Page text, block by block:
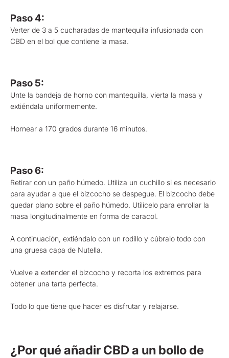
Paso 4:
Verter de 3 a 5 cucharadas de mantequilla infusionada con
CBD en el bol que contiene la masa.
Paso 5:
Unte la bandeja de horno con mantequilla, vierta la masa y
extiéndala uniformemente.
Hornear a 170 grados durante 16 minutos.
Paso 6:
Retirar con un paño húmedo. Utiliza un cuchillo si es necesario
para ayudar a que el bizcocho se despegue. El bizcocho debe
quedar plano sobre el paño húmedo. Utilícelo para enrollar la
masa longitudinalmente en forma de caracol.
A continuación, extiéndalo con un rodillo y cúbralo todo con
una gruesa capa de Nutella.
Vuelve a extender el bizcocho y recorta los extremos para
obtener una tarta perfecta.
Todo lo que tiene que hacer es disfrutar y relajarse.
¿Por qué añadir CBD a un bollo de